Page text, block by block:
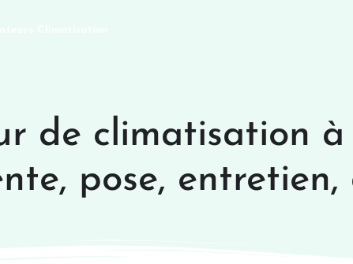
de climatisation
pose,